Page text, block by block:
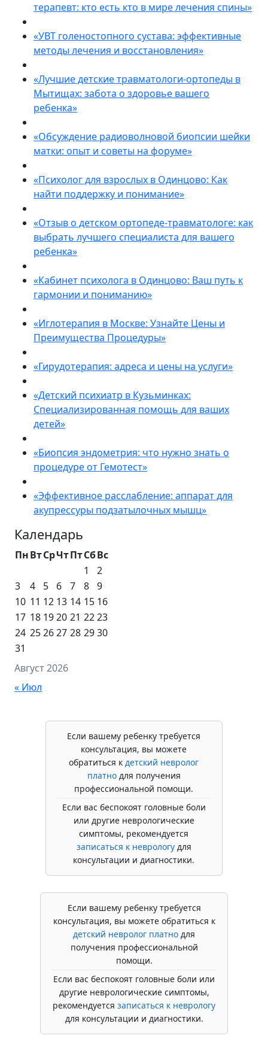
терапевт: кто есть кто в мире лечения спины»
«УВТ голеностопного сустава: эффективные
методы лечения и восстановления»
«Лучшие детские травматологи-ортопеды в
Мытищах: забота о здоровье вашего
ребенка»
«Обсуждение радиоволновой биопсии шейки
матки: опыт и советы на форуме»
«Психолог для взрослых в Одинцово: Как
найти поддержку и понимание»
«Отзыв о детском ортопеде-травматологе: как
выбрать лучшего специалиста для вашего
ребенка»
«Кабинет психолога в Одинцово: Ваш путь к
гармонии и пониманию»
«Иглотерапия в Москве: Узнайте Цены и
Преимущества Процедуры»
«Гирудотерапия: адреса и цены на услуги»
«Детский психиатр в Кузьминках:
Специализированная помощь для ваших
детей»
«Биопсия эндометрия: что нужно знать о
процедуре от Гемотест»
«Эффективное расслабление: аппарат для
акупрессуры подзатылочных мышц»
Календарь
Август 2026
ПнВтСрЧтПтСбВс
1
2
3
4 5 6 7 8 9
10 11 12 13 14 15 16
17 18 1920 21 2223
24 252627 28 2930
31
« Июл
Если вашему ребенку требуется
консультация, вы можете
обратиться кдетский невролог
платнодля получения
профессиональной помощи.
Если вас беспокоят головные боли
или другие неврологические
симптомы, рекомендуется
записаться к неврологудля
консультации и диагностики.
Если вашему ребенку требуется
консультация, вы можете обратиться к
детский невролог платно для
получения профессиональной
помощи.
Если вас беспокоят головные боли или
другие неврологические симптомы,
рекомендуется записаться к неврологу
для консультации и диагностики.